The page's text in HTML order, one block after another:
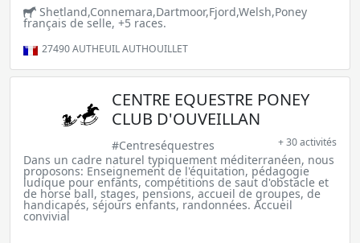
Shetland,Connemara,Dartmoor,Fjord,Welsh,Poney
français de selle, +5 races.
27490AUTHEUIL AUTHOUILLET
CENTRE EQUESTRE PONEY
CLUB D'OUVEILLAN
#Centreséquestres + 30 activités
Dans un cadre naturel typiquement méditerranéen, nous
proposons: Enseignement de l'équitation, pédagogie
ludique pour enfants, compétitions de saut d'obstacle et
de horse ball, stages, pensions, accueil de groupes, de
handicapés, séjours enfants, randonnées. Accueil
convivial